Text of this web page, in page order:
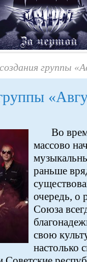
группы
Во
массово
раньше
очередь, о
Союза
свою
настолько